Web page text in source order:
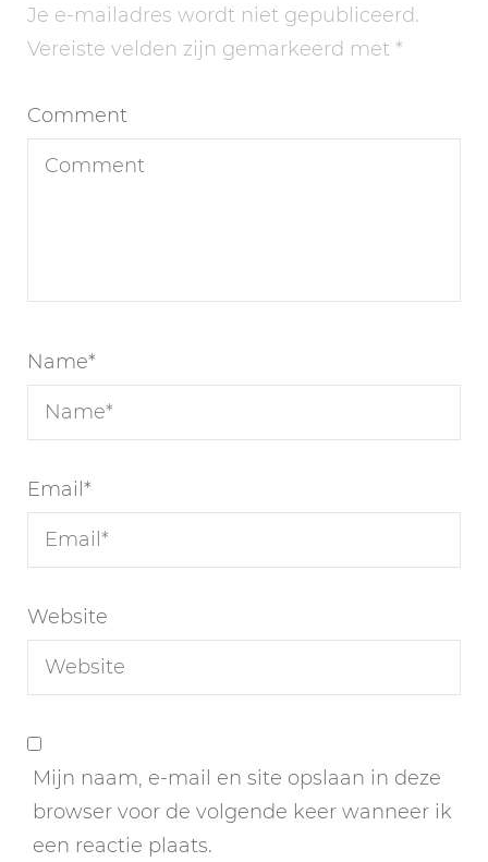
Je e-mailadres wordt niet gepubliceerd.
Vereiste velden zijn gemarkeerd met *
Comment
Name*
Email*
Website
Mijn naam, e-mail en site opslaan in deze
browser voor de volgende keer wanneer ik
een reactie plaats.